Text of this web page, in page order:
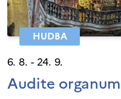
HUDBA
6. 8. - 24. 9.
Audite organum